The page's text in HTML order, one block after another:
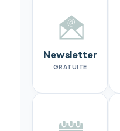
Newsletter
GRATUITE